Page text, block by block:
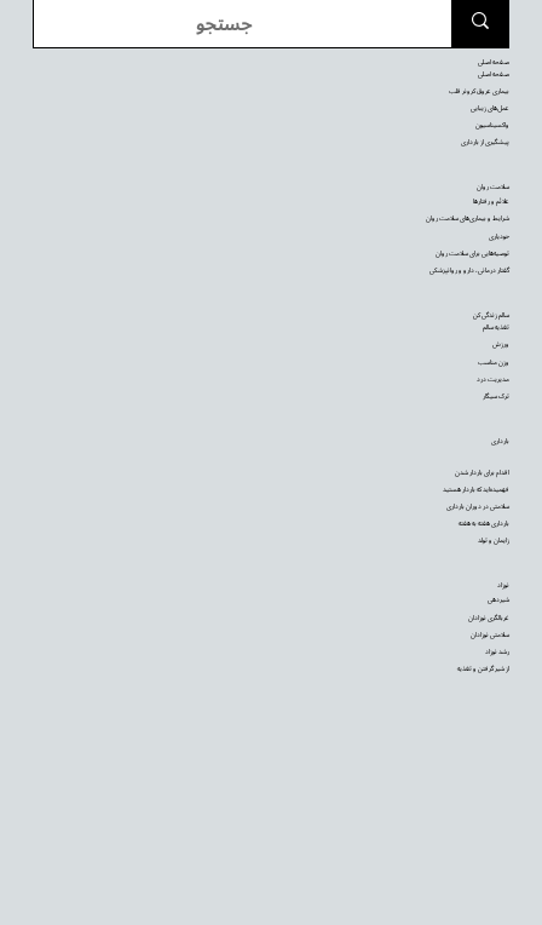
نوزاد
شیردهی
غربالگری نوزادان
سلامتی نوزادان
رشد نوزاد
از شیر گرفتن و تغذیه
بارداری
اقدام برای باردار شدن
فهمیده‌اید که باردار هستید
سلامتی در دوران بارداری
بارداری هفته به هفته
زایمان و تولد
سالم زندگی کن
تغذیه سالم
ورزش
وزن مناسب
مدیریت درد
ترک سیگار
سلامت روان
علائم و رفتارها
شرایط و بیماری‌های سلامت روان
خودیاری
توصیه‌‌هایی برای سلامت روان
گفتار درمانی، دارو و روانپزشکی
صفحه اصلی
صفحه اصلی
بیماری عروق کرونر قلب
عمل‌های زیبایی
واکسیناسیون
پیشگیری از بارداری